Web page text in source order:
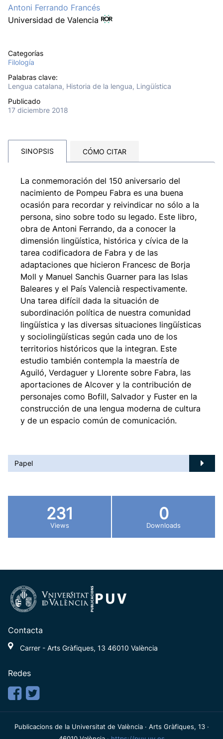
Antoni Ferrando Francés
Universidad de Valencia
Categorías
Filología
Palabras clave:
Lengua catalana, Historia de la lengua, Lingüística
Publicado
17 diciembre 2018
SINOPSIS CÓMO CITAR
La conmemoración del 150 aniversario del
nacimiento de Pompeu Fabra es una buena
ocasión para recordar y reivindicar no sólo a la
persona, sino sobre todo su legado. Este libro,
obra de Antoni Ferrando, da a conocer la
dimensión lingüística, histórica y cívica de la
tarea codificadora de Fabra y de las
adaptaciones que hicieron Francesc de Borja
Moll y Manuel Sanchis Guarner para las Islas
Baleares y el País Valencià respectivamente.
Una tarea difícil dada la situación de
subordinación política de nuestra comunidad
lingüística y las diversas situaciones lingüísticas
y sociolingüísticas según cada uno de los
territorios históricos que la integran. Este
estudio también contempla la maestría de
Aguiló, Verdaguer y Llorente sobre Fabra, las
aportaciones de Alcover y la contribución de
personajes como Bofill, Salvador y Fuster en la
construcción de una lengua moderna de cultura
y de un espacio común de comunicación.
Papel
231
Views
0
Downloads
Contacta
Carrer - Arts Gràfiques, 13 46010 València
Redes
Publicacions de la Universitat de València · Arts Gràfiques, 13 ·